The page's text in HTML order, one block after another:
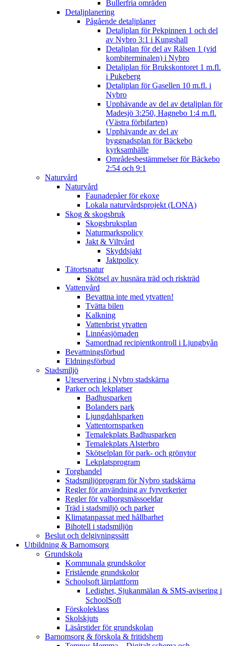
Bullerfria områden
Detaljplanering
Pågående detaljplaner
Detaljplan för Pekpinnen 1 och del
av Nybro 3:1 i Kungshall
Detaljplan för del av Rälsen 1 (vid
kombiterminalen) i Nybro
Detaljplan för Brukskontoret 1 m.fl.
i Pukeberg
Detaljplan för Gasellen 10 m.fl. i
Nybro
Upphävande av del av detaljplan för
Madesjö 3:250, Hagnebo 1:4 m.fl.
(Västra förbifarten)
Upphävande av del av
byggnadsplan för Bäckebo
kyrksamhälle
Områdesbestämmelser för Bäckebo
2:54 och 9:1
Naturvård
Naturvård
Faunadepåer för ekoxe
Lokala naturvårdsprojekt (LONA)
Skog & skogsbruk
Skogsbruksplan
Naturmarkspolicy
Jakt & Viltvård
Skyddsjakt
Jaktpolicy
Tätortsnatur
Skötsel av husnära träd och riskträd
Vattenvård
Bevattna inte med ytvatten!
Tvätta bilen
Kalkning
Vattenbrist ytvatten
Linnéasjömaden
Samordnad recipientkontroll i Ljungbyån
Bevattningsförbud
Eldningsförbud
Stadsmiljö
Uteservering i Nybro stadskärna
Parker och lekplatser
Badhusparken
Bolanders park
Ljungdahlsparken
Vattentornsparken
Temalekplats Badhusparken
Temalekplats Alsterbro
Skötselplan för park- och grönytor
Lekplatsprogram
Torghandel
Stadsmiljöprogram för Nybro stadskärna
Regler för användning av fyrverkerier
Regler för valborgsmässoeldar
Träd i stadsmiljö och parker
Klimatanpassat med hållbarhet
Bihotell i stadsmiljön
Beslut och delgivningssätt
Utbildning & Barnomsorg
Grundskola
Kommunala grundskolor
Fristående grundskolor
Schoolsoft lärplattform
Ledighet, Sjukanmälan & SMS-avisering i
SchoolSoft
Förskoleklass
Skolskjuts
Läsårstider för grundskolan
Barnomsorg & förskola & fritidshem